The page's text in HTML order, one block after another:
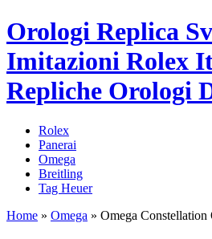
Orologi Replica
Imitazioni Rolex
Repliche Orologi
Rolex
Panerai
Omega
Breitling
Tag Heuer
Home » Omega » Omega